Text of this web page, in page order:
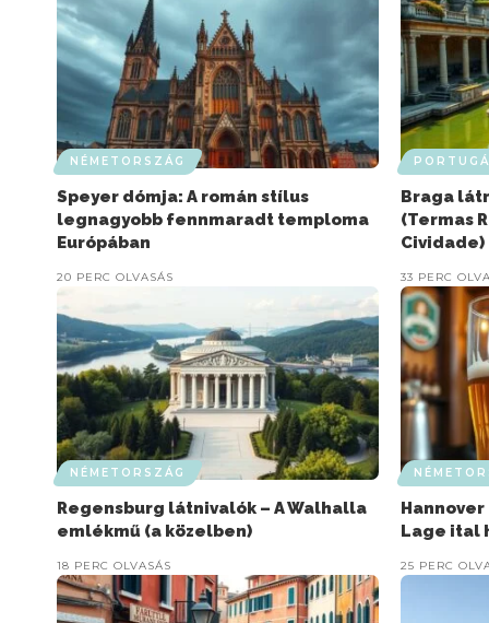
NÉMETORSZÁG
Speyer dómja: A román stílus
legnagyobb fennmaradt temploma
Európában
20 PERC OLVASÁS
Braga
(Termas
Cividade)
33 PERC
NÉMETORSZÁG
Regensburg látnivalók – A Walhalla
emlékmű (a közelben)
18 PERC OLVASÁS
Lage ital
25 PERC